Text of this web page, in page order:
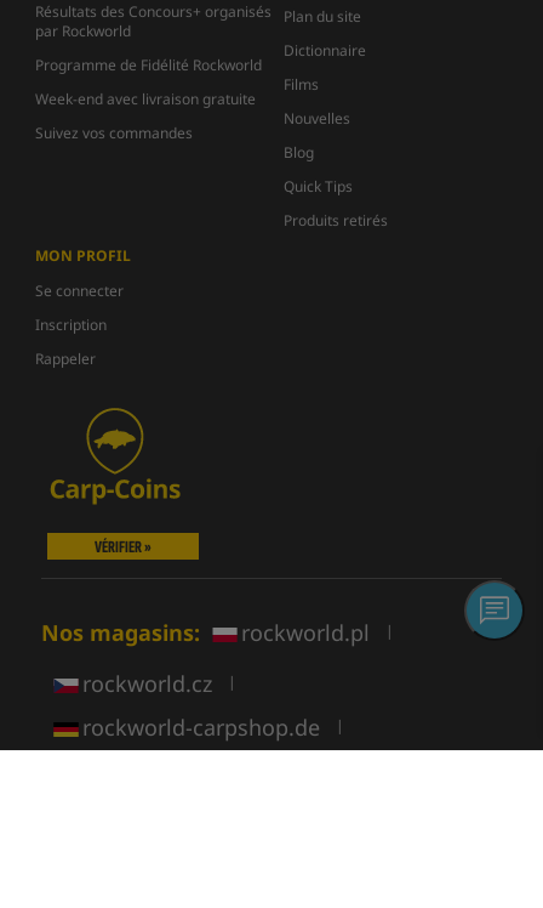
Résultats des Concours+ organisés
par Rockworld
Programme de Fidélité Rockworld
Week-end avec livraison gratuite
Suivez vos commandes
Plan du site
Dictionnaire
Films
Nouvelles
Blog
Quick Tips
Produits retirés
MON PROFIL
Se connecter
Inscription
Rappeler
VÉRIFIER »
Nos magasins: rockworld.pl |
rockworld.cz |
rockworld-carpshop.de |